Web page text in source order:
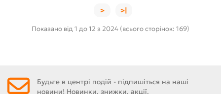
> >|
Показано від 1 до 12 з 2024 (всього сторінок: 169)
Будьте в центрі подій - підпишіться на наші
новини! Новинки, знижки, акції.